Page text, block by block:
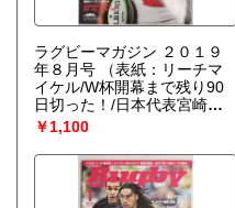
ラグビーマガジン ２０１９
年８月号
（表紙：リーチマ
イケル/W杯開幕まで残り90
日切った！/日本代表宮崎合
宿始まる）
￥1,100